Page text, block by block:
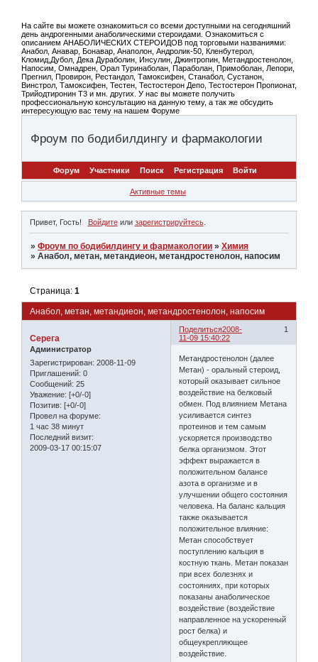
На сайте вы можете ознакомиться со всеми доступными на сегодняшний
день андрогенными анаболическими стероидами. Ознакомиться с
описанием АНАБОЛИЧЕСКИХ СТЕРОИДОВ под торговыми названиями:
Анабол, Анавар, Бонавар, Анаполон, Андролик-50, Кленбутерол,
Кломид,Дубол, Дека Дураболин, Инсулин, Джинтропин, Метандростенолон,
Напосим, Омнадрен, Орал Туринаболан, Параболан, Примоболан, Лепори,
Прегнил, Провирон, Рестандол, Тамоксифен, Станабол, Сустанон,
Винстрол, Тамоксифен, Тестен, Тестостерон Депо, Тестостерон Пропионат,
Трийодтиронин Т3 и мн. других. У нас вы можете получить
профессиональную консультацию на данную тему, а так же обсудить
интересующую вас тему на нашем Форуме
Фроум по бодибилдингу и фармакологии
Форум Участники Поиск Регистрация Войти
Активные темы
Привет, Гость! Войдитеили зарегистрируйтесь.
»Фроум по бодибилдингу и фармакологии »Химия
»Анабол, метан, метандиеон, метандростенолон, напосим
Анабол, метан, метандиеон, метандростенолон, напосим
Страница:1
Поделиться 1
2008-
11-09 15:40:22
Серега
Администратор
Зарегистрирован: 2008-11-09
Приглашений: 0
Сообщений: 25
Уважение: [+0/-0]
Позитив: [+0/-0]
Провел на форуме:
1 час 38 минут
Последний визит:
2009-03-17 00:15:07
Метандростенолон (далее
Метан) - оральный стероид,
который оказывает сильное
воздействие на белковый
обмен. Под влиянием Метана
усиливается синтез
протеинов и тем самым
ускоряется производство
белка организмом. Этот
эффект выражается в
положительном балансе
азота в организме и в
улучшении общего состояния
человека. На баланс кальция
также оказывается
положительное влияние:
Метан способствует
поступлению кальция в
костную ткань. Метан показан
при всех болезнях и
состояниях, при которых
показаны анаболическое
воздействие (воздействие
направленное на ускоренный
рост белка) и
общеукрепляющее
воздействие.